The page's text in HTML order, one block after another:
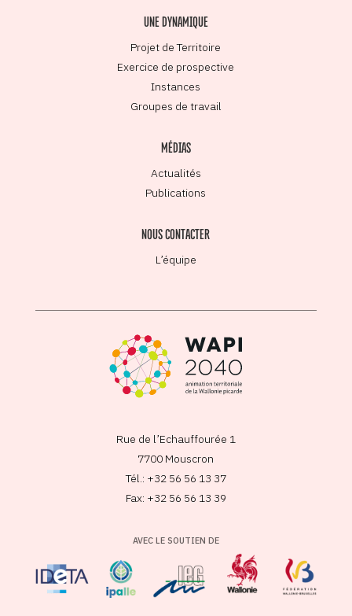
UNE DYNAMIQUE
Projet de Territoire
Exercice de prospective
Instances
Groupes de travail
MÉDIAS
Actualités
Publications
NOUS CONTACTER
L’équipe
Rue de l’Echauffourée 1
7700 Mouscron
Tél.: +32 56 56 13 37
Fax: +32 56 56 13 39
AVEC LE SOUTIEN DE